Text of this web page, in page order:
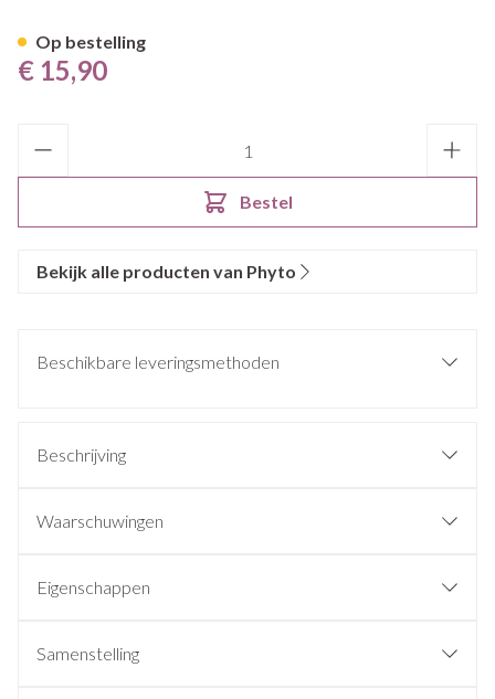
€ 15,90
Bestel
Op bestelling
Bekijk alle producten van Phyto
Beschikbare leveringsmethoden
Beschrijving
Waarschuwingen
Eigenschappen
Samenstelling